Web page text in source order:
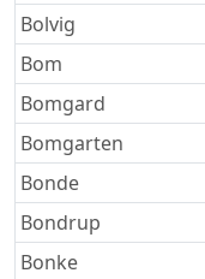
Bolvig
Bom
Bomgard
Bomgarten
Bonde
Bondrup
Bonke